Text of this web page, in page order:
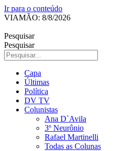
Ir para o conteúdo
VIAMÃO: 8/8/2026
Pesquisar
Pesquisar
Capa
Últimas
Política
DV TV
Colunistas
Ana D`Avila
3º Neurônio
Rafael Martinelli
Todas as Colunas